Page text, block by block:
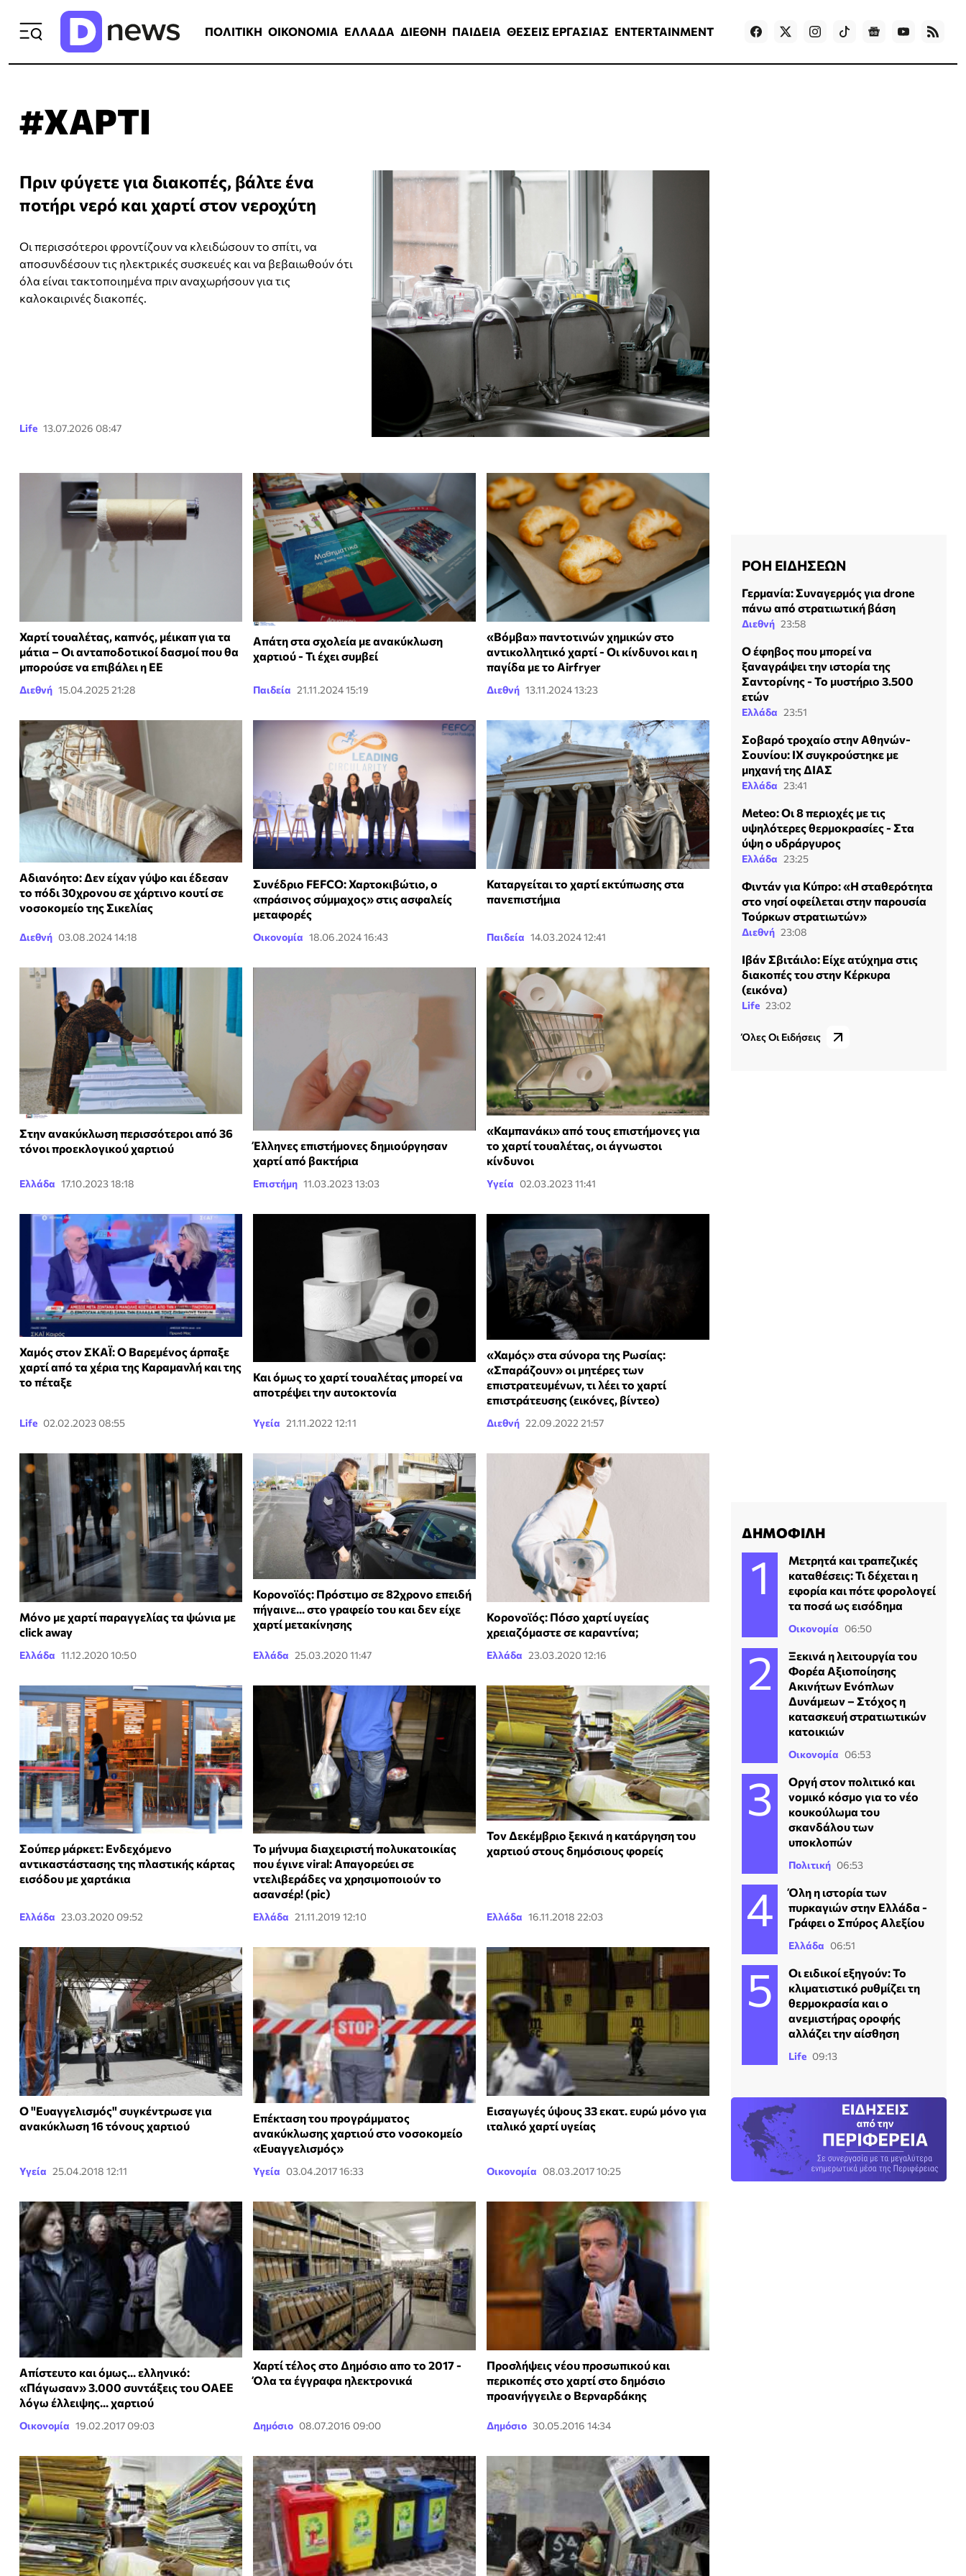
ΠΟΛΙΤΙΚΗ ΟΙΚΟΝΟΜΙΑ ΕΛΛΑΔΑ ΔΙΕΘΝΗ ΠΑΙΔΕΙΑ ΘΕΣΕΙΣ ΕΡΓΑΣΙΑΣ ENTERTAINMENT Games
#ΧΑΡΤΙ
Πριν φύγετε για διακοπές, βάλτε ένα
ποτήρι νερό και χαρτί στον νεροχύτη
Οι περισσότεροι φροντίζουν να κλειδώσουν το σπίτι, να
αποσυνδέσουν τις ηλεκτρικές συσκευές και να βεβαιωθούν ότι
όλα είναι τακτοποιημένα πριν αναχωρήσουν για τις
καλοκαιρινές διακοπές.
Life 13.07.2026 08:47
Χαρτί τουαλέτας, καπνός, μέικαπ για τα
μάτια – Οι ανταποδοτικοί δασμοί που θα
μπορούσε να επιβάλει η ΕΕ
Διεθνή 15.04.2025 21:28
Απάτη στα σχολεία με ανακύκλωση
χαρτιού - Τι έχει συμβεί
Παιδεία 21.11.2024 15:19
«Βόμβα» παντοτινών χημικών στο
αντικολλητικό χαρτί - Οι κίνδυνοι και η
παγίδα με το Airfryer
Διεθνή 13.11.2024 13:23
Αδιανόητο: Δεν είχαν γύψο και έδεσαν
το πόδι 30χρονου σε χάρτινο κουτί σε
νοσοκομείο της Σικελίας
Διεθνή 03.08.2024 14:18
Συνέδριο FEFCO: Χαρτοκιβώτιο, ο
«πράσινος σύμμαχος» στις ασφαλείς
μεταφορές
Οικονομία 18.06.2024 16:43
Καταργείται το χαρτί εκτύπωσης στα
πανεπιστήμια
Παιδεία 14.03.2024 12:41
Στην ανακύκλωση περισσότεροι από 36
τόνοι προεκλογικού χαρτιού
Ελλάδα 17.10.2023 18:18
Έλληνες επιστήμονες δημιούργησαν
χαρτί από βακτήρια
Επιστήμη 11.03.2023 13:03
«Καμπανάκι» από τους επιστήμονες για
το χαρτί τουαλέτας, οι άγνωστοι
κίνδυνοι
Υγεία 02.03.2023 11:41
Χαμός στον ΣΚΑΪ: Ο Βαρεμένος άρπαξε
χαρτί από τα χέρια της Καραμανλή και της
το πέταξε
Life 02.02.2023 08:55
Και όμως το χαρτί τουαλέτας μπορεί να
αποτρέψει την αυτοκτονία
Υγεία 21.11.2022 12:11
«Χαμός» στα σύνορα της Ρωσίας:
«Σπαράζουν» οι μητέρες των
επιστρατευμένων, τι λέει το χαρτί
επιστράτευσης (εικόνες, βίντεο)
Διεθνή 22.09.2022 21:57
Μόνο με χαρτί παραγγελίας τα ψώνια με
click away
Ελλάδα 11.12.2020 10:50
Κορονοϊός: Πρόστιμο σε 82χρονο επειδή
πήγαινε... στο γραφείο του και δεν είχε
χαρτί μετακίνησης
Ελλάδα 25.03.2020 11:47
Κορονοϊός: Πόσο χαρτί υγείας
χρειαζόμαστε σε καραντίνα;
Ελλάδα 23.03.2020 12:16
Σούπερ μάρκετ: Ενδεχόμενο
αντικαστάστασης της πλαστικής κάρτας
εισόδου με χαρτάκια
Ελλάδα 23.03.2020 09:52
Το μήνυμα διαχειριστή πολυκατοικίας
που έγινε viral: Απαγορεύει σε
ντελιβεράδες να χρησιμοποιούν το
ασανσέρ! (pic)
Ελλάδα 21.11.2019 12:10
Τον Δεκέμβριο ξεκινά η κατάργηση του
χαρτιού στους δημόσιους φορείς
Ελλάδα 16.11.2018 22:03
Ο "Ευαγγελισμός" συγκέντρωσε για
ανακύκλωση 16 τόνους χαρτιού
Υγεία 25.04.2018 12:11
Επέκταση του προγράμματος
ανακύκλωσης χαρτιού στο νοσοκομείο
«Ευαγγελισμός»
Υγεία 03.04.2017 16:33
Εισαγωγές ύψους 33 εκατ. ευρώ μόνο για
ιταλικό χαρτί υγείας
Οικονομία 08.03.2017 10:25
Απίστευτο και όμως... ελληνικό:
«Πάγωσαν» 3.000 συντάξεις του ΟΑΕΕ
λόγω έλλειψης... χαρτιού
Οικονομία 19.02.2017 09:03
Χαρτί τέλος στο Δημόσιο απο το 2017 -
Όλα τα έγγραφα ηλεκτρονικά
Δημόσιο 08.07.2016 09:00
Προσλήψεις νέου προσωπικού και
περικοπές στο χαρτί στο δημόσιο
προανήγγειλε ο Βερναρδάκης
Δημόσιο 30.05.2016 14:34
ΡΟΗ ΕΙΔΗΣΕΩΝ
Γερμανία: Συναγερμός για drone
πάνω από στρατιωτική βάση
Διεθνή 23:58
Ο έφηβος που μπορεί να
ξαναγράψει την ιστορία της
Σαντορίνης - Το μυστήριο 3.500
ετών
Ελλάδα 23:51
Σοβαρό τροχαίο στην Αθηνών-
Σουνίου: ΙΧ συγκρούστηκε με
μηχανή της ΔΙΑΣ
Ελλάδα 23:41
Meteo: Οι 8 περιοχές με τις
υψηλότερες θερμοκρασίες - Στα
ύψη ο υδράργυρος
Ελλάδα 23:25
Φιντάν για Κύπρο: «Η σταθερότητα
στο νησί οφείλεται στην παρουσία
Τούρκων στρατιωτών»
Διεθνή 23:08
Ιβάν Σβιτάιλο: Είχε ατύχημα στις
διακοπές του στην Κέρκυρα
(εικόνα)
Life 23:02
Όλες Οι Ειδήσεις
ΔΗΜΟΦΙΛΗ
Μετρητά και τραπεζικές
καταθέσεις: Τι δέχεται η
εφορία και πότε φορολογεί
τα ποσά ως εισόδημα
Οικονομία 06:50
Ξεκινά η λειτουργία του
Φορέα Αξιοποίησης
Ακινήτων Ενόπλων
Δυνάμεων – Στόχος η
κατασκευή στρατιωτικών
κατοικιών
Οικονομία 06:53
Οργή στον πολιτικό και
νομικό κόσμο για το νέο
κουκούλωμα του
σκανδάλου των
υποκλοπών
Πολιτική 06:53
Όλη η ιστορία των
πυρκαγιών στην Ελλάδα -
Γράφει ο Σπύρος Αλεξίου
Ελλάδα 06:51
Οι ειδικοί εξηγούν: Το
κλιματιστικό ρυθμίζει τη
θερμοκρασία και ο
ανεμιστήρας οροφής
αλλάζει την αίσθηση
Life 09:13